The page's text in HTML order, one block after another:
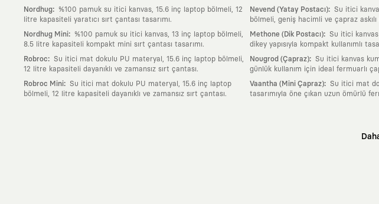
Nordhug:
%100 pamuk su itici kanvas, 15.6 inç laptop bölmeli, 12
litre kapasiteli yaratıcı sırt çantası tasarımı.
Nordhug Mini:
%100 pamuk su itici kanvas, 13 inç laptop bölmeli,
8.5 litre kapasiteli kompakt mini sırt çantası tasarımı.
Robroc: Su itici mat dokulu PU materyal, 15.6 inç laptop bölmeli,
12 litre kapasiteli dayanıklı ve zamansız sırt çantası.
Robroc Mini: Su itici mat dokulu PU materyal, 15.6 inç laptop
bölmeli, 12 litre kapasiteli dayanıklı ve zamansız sırt çantası.
Nevend (Yatay Postacı): Su itici
bölmeli, geniş hacimli ve çapraz
Methone (Dik Postacı): Su itici
dikey yapısıyla kompakt kullanımlı
Nougrod (Çapraz): Su itici kanvas
günlük kullanım için ideal fermuarlı
Vaantha (Mini Çapraz): Su itici mat
tasarımıyla öne çıkan uzun ömürlü